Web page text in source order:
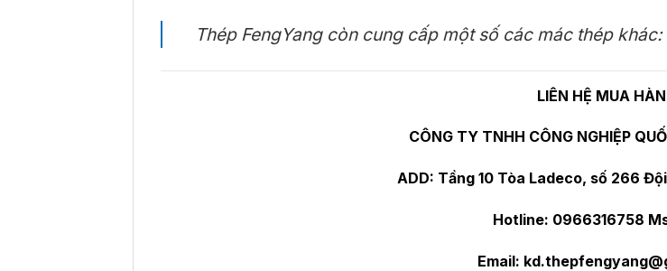
Thép FengYang còn cung cấp một số các mác thép khác:
LIÊN HỆ MUA
CÔNG TY TNHH CÔNG NGHIỆP
ADD: Tầng 10 Tòa Ladeco, số 266
Hotline: 0966316758
Email: